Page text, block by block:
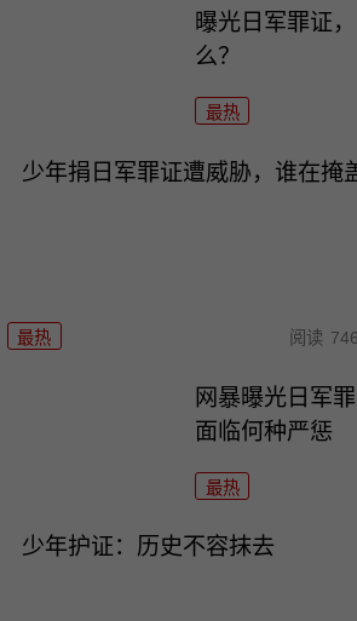
曝光日军罪证
么？
最热
少年捐日军罪证遭威胁，谁在掩
最热 阅读
网暴曝光日军
面临何种严惩
最热
少年护证：历史不容抹去